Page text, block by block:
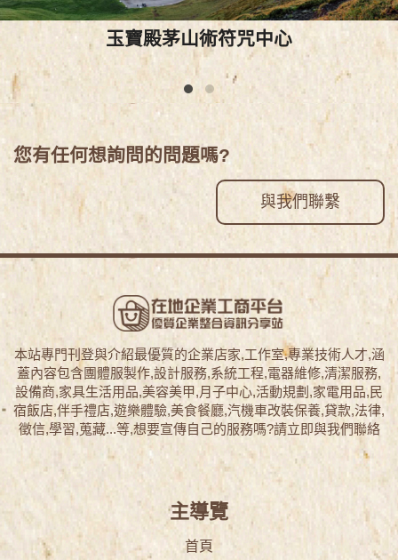
玉寶殿茅山術符咒中心
您有任何想詢問的問題嗎?
與我們聯繫
本站專門刊登與介紹最優質的企業店家,工作室,專業技術人才,涵
蓋內容包含團體服製作,設計服務,系統工程,電器維修,清潔服務,
設備商,家具生活用品,美容美甲,月子中心,活動規劃,家電用品,民
宿飯店,伴手禮店,遊樂體驗,美食餐廳,汽機車改裝保養,貸款,法律,
徵信,學習,蒐藏...等,想要宣傳自己的服務嗎?請立即與我們聯絡
主導覽
首頁